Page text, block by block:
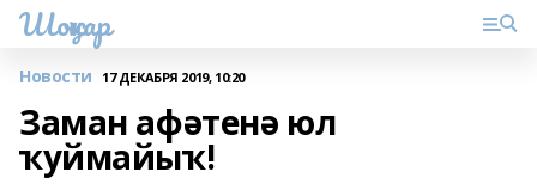
Шоңҡар
Новости 17 ДЕКАБРЯ 2019, 10:20
Заман афәтенә юл
ҡуймайыҡ!